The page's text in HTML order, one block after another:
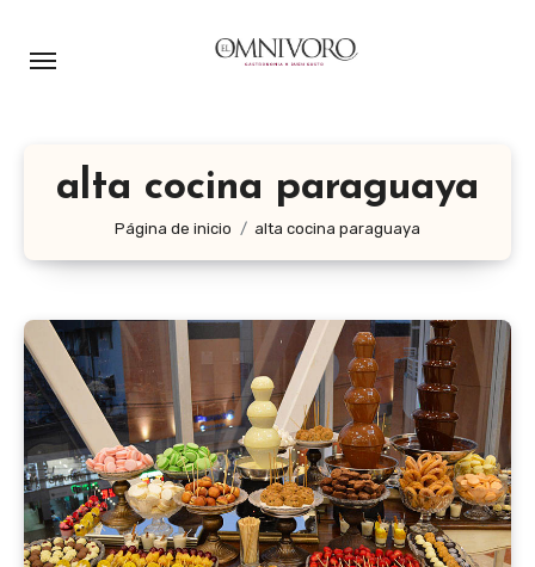
alta cocina paraguaya
Página de inicio alta cocina paraguaya